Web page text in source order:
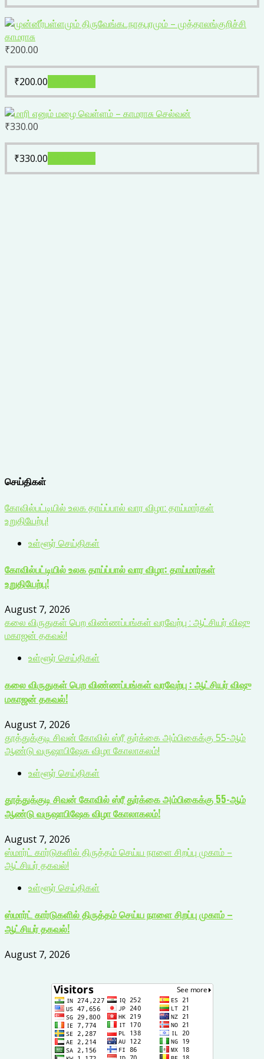
₹200.00
₹200.00
₹330.00
₹330.00
செய்திகள்
கோவில்பட்டியில் உலக தாய்ப்பால் வார விழா: தாய்மார்கள்
உறுதியேற்பு!
உள்ளூர் செய்திகள்
கோவில்பட்டியில் உலக தாய்ப்பால் வார விழா: தாய்மார்கள்
உறுதியேற்பு!
August 7, 2026
கலை விருதுகள் பெற விண்ணப்பங்கள் வரவேற்பு : ஆட்சியர் விஷு
மகாஜன் தகவல்!
உள்ளூர் செய்திகள்
கலை விருதுகள் பெற விண்ணப்பங்கள் வரவேற்பு : ஆட்சியர் விஷு
மகாஜன் தகவல்!
August 7, 2026
தூத்துக்குடி சிவன் கோவில் ஸ்ரீ துர்க்கை அம்பிகைக்கு 55-ஆம்
ஆண்டு வருஷாபிஷேக விழா கோலாகலம்!
உள்ளூர் செய்திகள்
தூத்துக்குடி சிவன் கோவில் ஸ்ரீ துர்க்கை அம்பிகைக்கு 55-ஆம்
ஆண்டு வருஷாபிஷேக விழா கோலாகலம்!
August 7, 2026
ஸ்மார்ட் கார்டுகளில் திருத்தம் செய்ய நாளை சிறப்பு முகாம் –
ஆட்சியர் தகவல்!
உள்ளூர் செய்திகள்
ஸ்மார்ட் கார்டுகளில் திருத்தம் செய்ய நாளை சிறப்பு முகாம் –
ஆட்சியர் தகவல்!
August 7, 2026